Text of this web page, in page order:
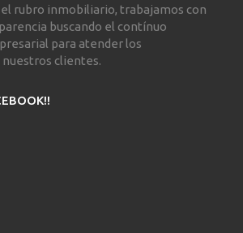
rubro inmobiliario, trabajamos con
buscando el contínuo
para atender los
clientes.